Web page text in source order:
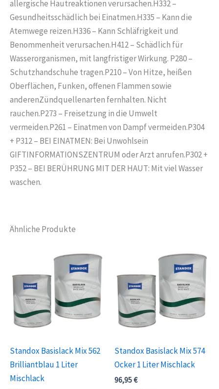
allergische Hautreaktionen verursachen.H332 –
Gesundheitsschädlich bei Einatmen.H335 – Kann die
Atemwege reizen.H336 – Kann Schläfrigkeit und
Benommenheit verursachen.H412 – Schädlich für
Wasserorganismen, mit langfristiger Wirkung. P280 –
Schutzhandschuhe tragen.P210 – Von Hitze, heißen
Oberflächen, Funken, offenen Flammen sowie
anderenZündquellenarten fernhalten. Nicht
rauchen.P273 – Freisetzung in die Umwelt
vermeiden.P261 – Einatmen von Dampf vermeiden.P304
+ P312 – BEI EINATMEN: Bei Unwohlsein
GIFTINFORMATIONSZENTRUM oder Arzt anrufen.P302 +
P352 – BEI BERÜHRUNG MIT DER HAUT: Mit viel Wasser
waschen.
Ähnliche Produkte
Standox Basislack Mix 562
Brilliantblau 1 Liter
Mischlack
Standox Basislack Mix 574
Ocker 1 Liter Mischlack
96,95€